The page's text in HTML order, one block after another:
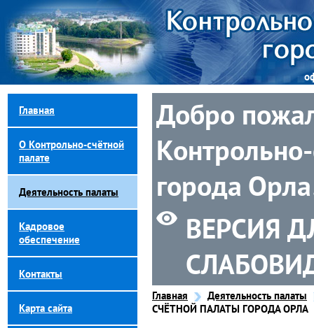
Главная
О Контрольно-счётной
палате
Деятельность палаты
Кадровое
обеспечение
Контакты
Карта сайта
Добро
города
ВЕРСИЯ
Главная
Деятельность палаты
СЧЁТНОЙ ПАЛАТЫ ГОРОДА ОРЛА